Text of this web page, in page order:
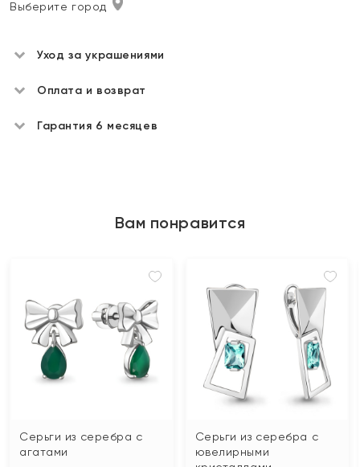
Выберите город
Уход за украшениями
Оплата и возврат
Гарантия 6 месяцев
Вам понравится
Серьги из серебра с
агатами
Серьги из серебра с
ювелирными